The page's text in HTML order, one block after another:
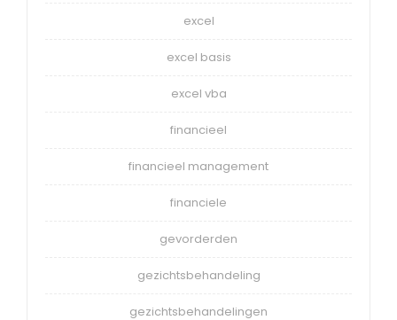
excel
excel basis
excel vba
financieel
financieel management
financiele
gevorderden
gezichtsbehandeling
gezichtsbehandelingen